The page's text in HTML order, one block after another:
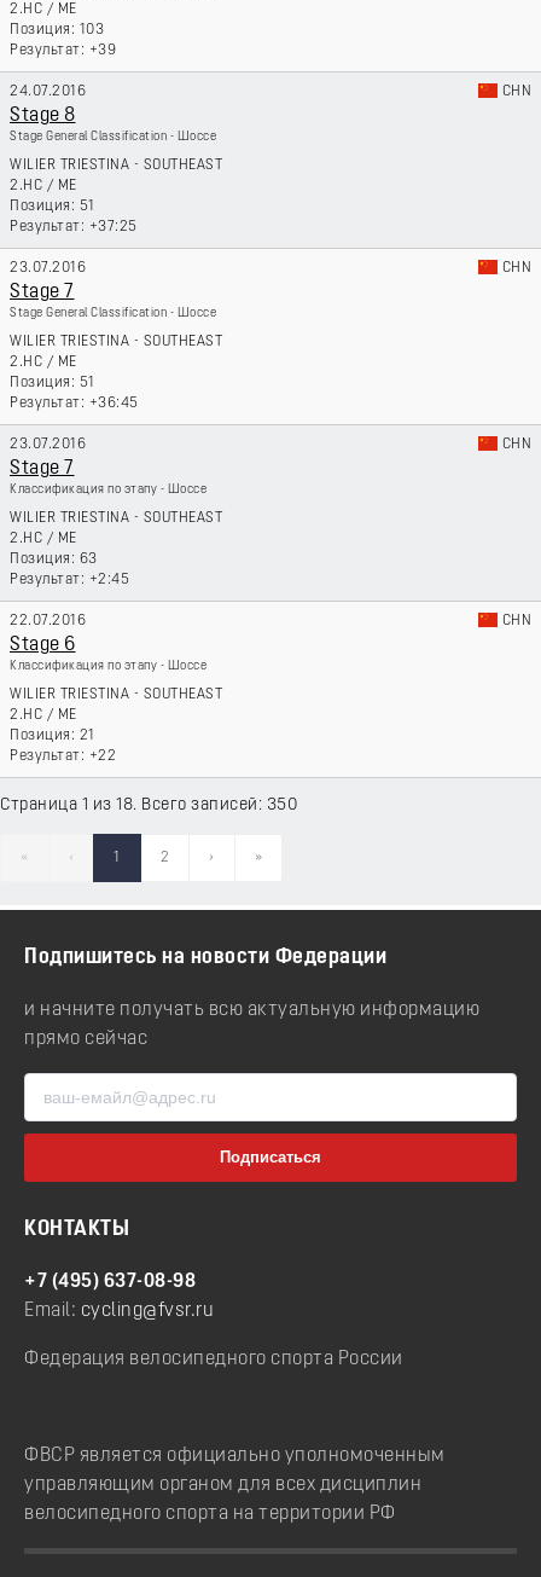
2.HC / ME
103
+39
24.07.2016 CHN
Stage 8
Stage General Classification - Шоссе
WILIER TRIESTINA - SOUTHEAST
2.HC / ME
51
+37:25
23.07.2016 CHN
Stage 7
Stage General Classification - Шоссе
WILIER TRIESTINA - SOUTHEAST
2.HC / ME
51
+36:45
23.07.2016 CHN
Stage 7
Классификация по этапу - Шоссе
WILIER TRIESTINA - SOUTHEAST
2.HC / ME
63
+2:45
22.07.2016 CHN
Stage 6
Классификация по этапу - Шоссе
WILIER TRIESTINA - SOUTHEAST
2.HC / ME
21
+22
Страница 1 из 18. Всего записей: 350
« ‹ 1 2 › »
Подпишитесь на новости Федерации
и начните получать всю актуальную информацию
прямо сейчас
КОНТАКТЫ
+7 (495) 637-08-98
Email: cycling@fvsr.ru
Федерация велосипедного спорта России
ФВСР является официально уполномоченным
управляющим органом для всех дисциплин
велосипедного спорта на территории РФ